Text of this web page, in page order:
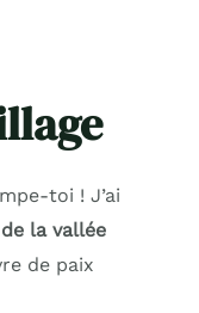
toi ! J’ai
la vallée
de paix